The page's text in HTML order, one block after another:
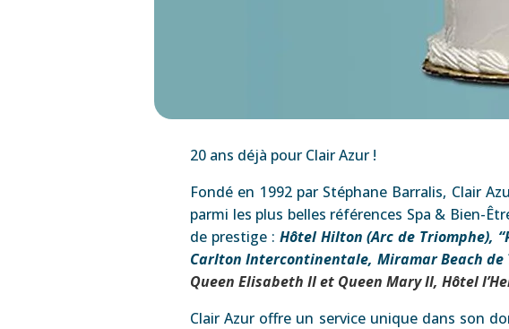
20 ans déjà pour Clair Azur !
Fondé en 1992 par Stéphane Barralis, Clair
parmi les plus belles références Spa & Bien-
de prestige : Hôtel Hilton (Arc de Triomphe),
Carlton Intercontinentale, Miramar Beach de
Queen Elisabeth II et Queen Mary II, Hôtel
Clair Azur offre un service unique dans son